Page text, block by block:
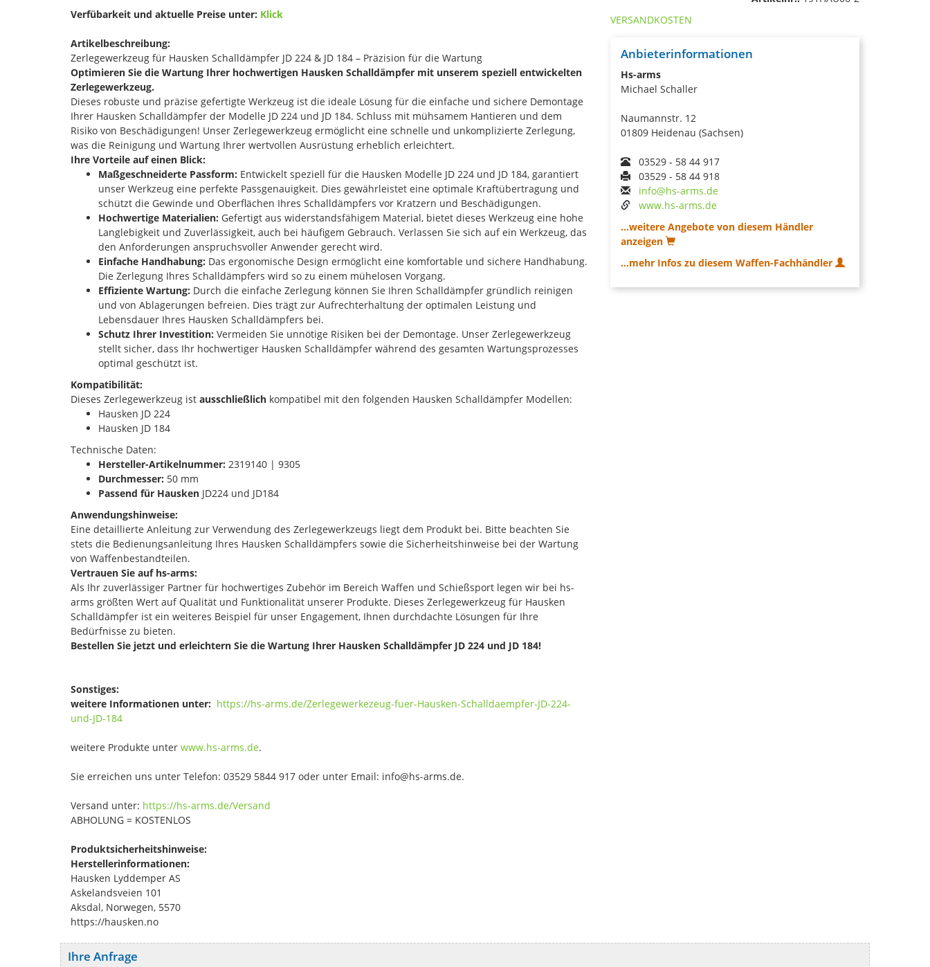
Verfübarkeit und aktuelle Preise unter: Klick
Artikelbeschreibung:
Zerlegewerkzeug für Hausken Schalldämpfer JD 224 & JD 184 – Präzision für die Wartung
Optimieren Sie die Wartung Ihrer hochwertigen Hausken Schalldämpfer mit unserem speziell entwickelten
Zerlegewerkzeug.
Dieses robuste und präzise gefertigte Werkzeug ist die ideale Lösung für die einfache und sichere Demontage
Ihrer Hausken Schalldämpfer der Modelle JD 224 und JD 184. Schluss mit mühsamem Hantieren und dem
Risiko von Beschädigungen! Unser Zerlegewerkzeug ermöglicht eine schnelle und unkomplizierte Zerlegung,
was die Reinigung und Wartung Ihrer wertvollen Ausrüstung erheblich erleichtert.
Ihre Vorteile auf einen Blick:
Maßgeschneiderte Passform: Entwickelt speziell für die Hausken Modelle JD 224 und JD 184, garantiert
unser Werkzeug eine perfekte Passgenauigkeit. Dies gewährleistet eine optimale Kraftübertragung und
schützt die Gewinde und Oberflächen Ihres Schalldämpfers vor Kratzern und Beschädigungen.
Hochwertige Materialien: Gefertigt aus widerstandsfähigem Material, bietet dieses Werkzeug eine hohe
Langlebigkeit und Zuverlässigkeit, auch bei häufigem Gebrauch. Verlassen Sie sich auf ein Werkzeug, das
den Anforderungen anspruchsvoller Anwender gerecht wird.
Einfache Handhabung: Das ergonomische Design ermöglicht eine komfortable und sichere Handhabung.
Die Zerlegung Ihres Schalldämpfers wird so zu einem mühelosen Vorgang.
Effiziente Wartung: Durch die einfache Zerlegung können Sie Ihren Schalldämpfer gründlich reinigen
und von Ablagerungen befreien. Dies trägt zur Aufrechterhaltung der optimalen Leistung und
Lebensdauer Ihres Hausken Schalldämpfers bei.
Schutz Ihrer Investition: Vermeiden Sie unnötige Risiken bei der Demontage. Unser Zerlegewerkzeug
stellt sicher, dass Ihr hochwertiger Hausken Schalldämpfer während des gesamten Wartungsprozesses
optimal geschützt ist.
Kompatibilität:
Dieses Zerlegewerkzeug ist ausschließlich kompatibel mit den folgenden Hausken Schalldämpfer Modellen:
Hausken JD 224
Hausken JD 184
Technische Daten:
Hersteller-Artikelnummer: 2319140 | 9305
Durchmesser: 50 mm
Passend für Hausken JD224 und JD184
Anwendungshinweise:
Eine detaillierte Anleitung zur Verwendung des Zerlegewerkzeugs liegt dem Produkt bei. Bitte beachten Sie
stets die Bedienungsanleitung Ihres Hausken Schalldämpfers sowie die Sicherheitshinweise bei der Wartung
von Waffenbestandteilen.
Vertrauen Sie auf hs-arms:
Als Ihr zuverlässiger Partner für hochwertiges Zubehör im Bereich Waffen und Schießsport legen wir bei hs-
arms größten Wert auf Qualität und Funktionalität unserer Produkte. Dieses Zerlegewerkzeug für Hausken
Schalldämpfer ist ein weiteres Beispiel für unser Engagement, Ihnen durchdachte Lösungen für Ihre
Bedürfnisse zu bieten.
Bestellen Sie jetzt und erleichtern Sie die Wartung Ihrer Hausken Schalldämpfer JD 224 und JD 184!
Sonstiges:
weitere Informationen unter: https://hs-arms.de/Zerlegewerkezeug-fuer-Hausken-Schalldaempfer-JD-224-
und-JD-184
weitere Produkte unter www.hs-arms.de.
Sie erreichen uns unter Telefon: 03529 5844 917 oder unter Email: info@hs-arms.de.
Versand unter: https://hs-arms.de/Versand
ABHOLUNG = KOSTENLOS
Produktsicherheitshinweise:
Herstellerinformationen:
Hausken Lyddemper AS
Askelandsveien 101
Aksdal, Norwegen, 5570
https://hausken.no
VERSANDKOSTEN
Anbieterinformationen
Hs-arms
Michael Schaller
Naumannstr. 12
01809 Heidenau (Sachsen)
03529 - 58 44 917
03529 - 58 44 918
info@hs-arms.de
www.hs-arms.de
...weitere Angebote von diesem Händler
anzeigen
...mehr Infos zu diesem Waffen-Fachhändler
Ihre Anfrage